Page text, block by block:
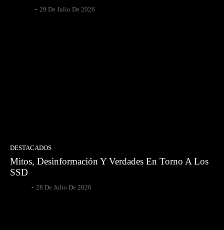
- 29 De Julio De 2026
DESTACADOS
Mitos, Desinformación Y Verdades En Torno A Los
SSD
- 28 De Julio De 2026